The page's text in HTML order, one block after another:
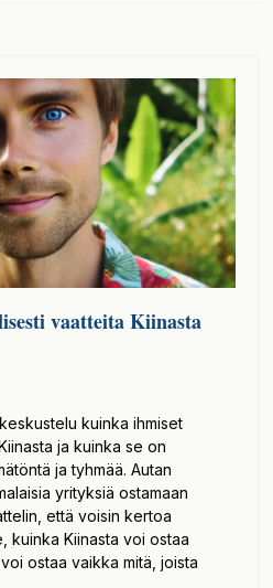
vaatteita Kiinasta
kuinka ihmiset
ja kuinka se on
ja tyhmää. Autan
yrityksiä ostamaan
että voisin kertoa
kuinka Kiinasta voi ostaa
ostaa vaikka mitä, joista